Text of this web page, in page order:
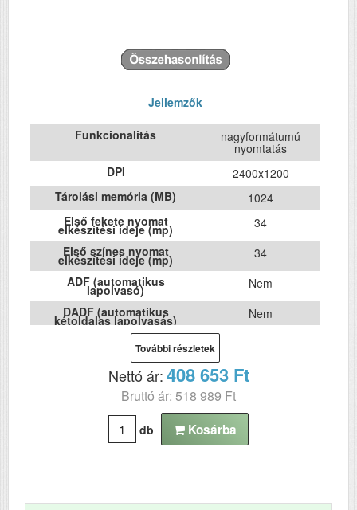
Jellemzők
Funkcionalitás nagyformátumú
nyomtatás
DPI
2400x1200
Tárolási memória (MB)
1024
Első fekete nyomat
elkészítési ideje (mp)
34
Első színes nyomat
elkészítési ideje (mp)
34
ADF (automatikus
lapolvasó)
Nem
DADF (automatikus
kétoldalas lapolvasás)
Nem
Duplex
Nem
Szín
Méret
230x970x505
Súly (kg)
További részletek
Nettó ár:408 653 Ft
Bruttó ár: 518 989 Ft
db Kosárba